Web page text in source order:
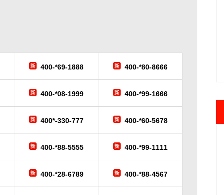
400-*69-1888 400-*80-8666
400-*08-1999 400-*99-1666
400*-330-777 400-*60-5678
400-*88-5555 400-*99-1111
400-*28-6789 400-*88-4567